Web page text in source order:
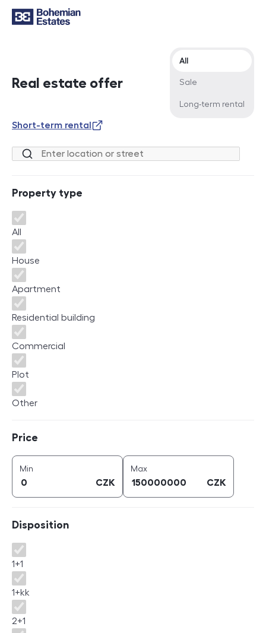
Real estate offer
Offer type
All
Sale
Long-term rental
Short-term rental
Location or street
Property type
Property type
All
House
Apartment
Residential building
Commercial
Plot
Other
Price
Min
CZK
Maxprice (
CZK
Disposition
Disposition
1+1
1+kk
2+1